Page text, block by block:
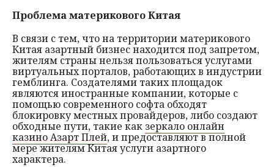
Проблема материкового Китая
В связи с тем, что на территории материкового
Китая азартный бизнес находится под запретом,
жителям страны нельзя пользоваться услугами
виртуальных порталов, работающих в индустрии
гемблинга. Создателями таких площадок
являются иностранные компании, которые с
помощью современного софта обходят
блокировку местных провайдеров, либо создают
обходные пути, такие как зеркало онлайн
казино Азарт Плей, и предоставляют в полной
мере жителям Китая услуги азартного
характера.